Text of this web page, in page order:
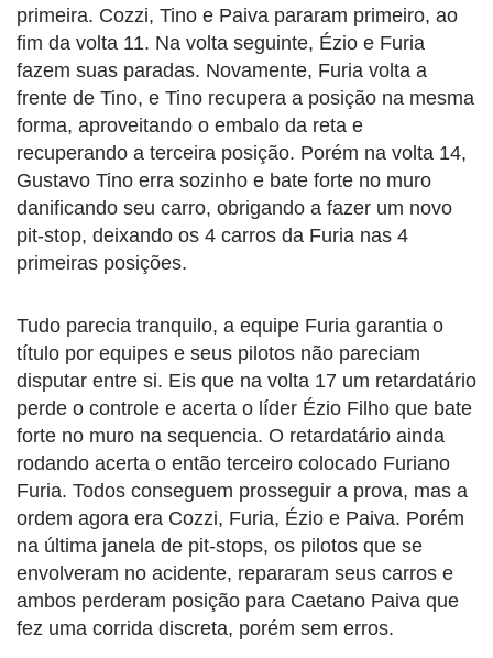
primeira. Cozzi, Tino e Paiva pararam primeiro, ao
fim da volta 11. Na volta seguinte, Ézio e Furia
fazem suas paradas. Novamente, Furia volta a
frente de Tino, e Tino recupera a posição na mesma
forma, aproveitando o embalo da reta e
recuperando a terceira posição. Porém na volta 14,
Gustavo Tino erra sozinho e bate forte no muro
danificando seu carro, obrigando a fazer um novo
pit-stop, deixando os 4 carros da Furia nas 4
primeiras posições.
Tudo parecia tranquilo, a equipe Furia garantia o
título por equipes e seus pilotos não pareciam
disputar entre si. Eis que na volta 17 um retardatário
perde o controle e acerta o líder Ézio Filho que bate
forte no muro na sequencia. O retardatário ainda
rodando acerta o então terceiro colocado Furiano
Furia. Todos conseguem prosseguir a prova, mas a
ordem agora era Cozzi, Furia, Ézio e Paiva. Porém
na última janela de pit-stops, os pilotos que se
envolveram no acidente, repararam seus carros e
ambos perderam posição para Caetano Paiva que
fez uma corrida discreta, porém sem erros.